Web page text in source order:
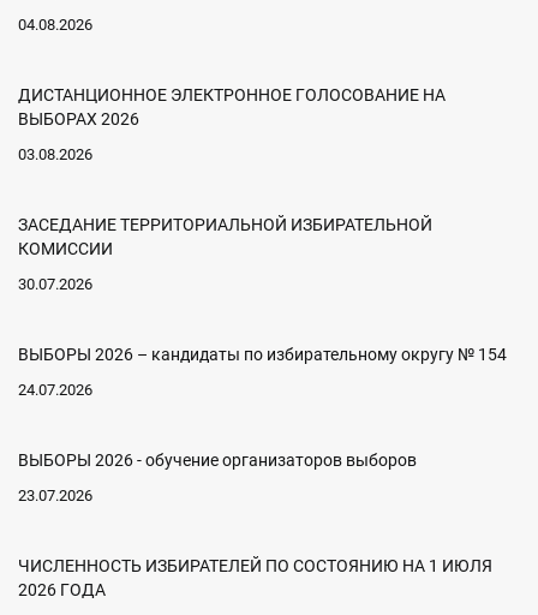
04.08.2026
ДИСТАНЦИОННОЕ ЭЛЕКТРОННОЕ ГОЛОСОВАНИЕ НА
ВЫБОРАХ 2026
03.08.2026
ЗАСЕДАНИЕ ТЕРРИТОРИАЛЬНОЙ ИЗБИРАТЕЛЬНОЙ
КОМИССИИ
30.07.2026
ВЫБОРЫ 2026 – кандидаты по избирательному округу № 154
24.07.2026
ВЫБОРЫ 2026 - обучение организаторов выборов
23.07.2026
ЧИСЛЕННОСТЬ ИЗБИРАТЕЛЕЙ ПО СОСТОЯНИЮ НА 1 ИЮЛЯ
2026 ГОДА